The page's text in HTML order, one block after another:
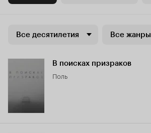
Все десятилетия Все жанры
В поисках призраков
Поль